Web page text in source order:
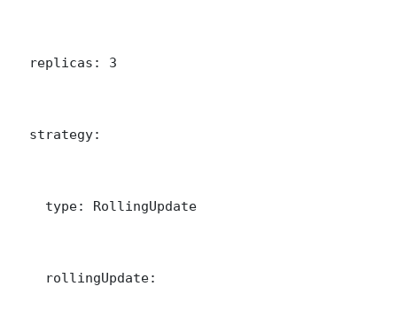
  replicas: 3
  strategy:
    type: RollingUpdate
    rollingUpdate: